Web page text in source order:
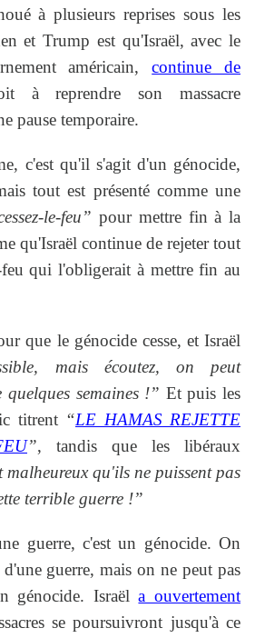
à plusieurs reprises sous les
et Trump est qu'Israël, avec le
américain,continue de
à reprendre son massacre
pause temporaire.
c'est qu'il s'agit d'un génocide,
tout est présenté comme une
le-feu” pour mettre fin à la
qu'Israël continue de rejeter tout
feu qui l'obligerait à mettre fin au
que le génocide cesse, et Israël
mais écoutez, on peut
quelques semaines !” Et puis les
titrent “LE HAMAS REJETTE
”, tandis que les libéraux
malheureux qu'ils ne puissent pas
terrible guerre !”
guerre, c'est un génocide. On
guerre, mais on ne peut pas
génocide. Israëla ouvertement
se poursuivront jusqu'à ce